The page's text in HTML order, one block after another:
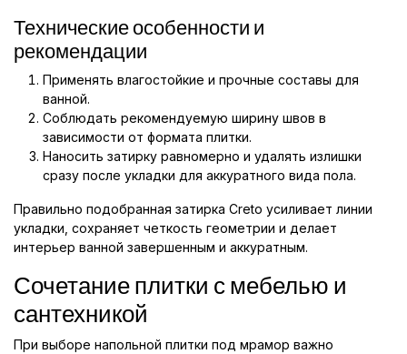
Технические особенности и
рекомендации
Применять влагостойкие и прочные составы для
ванной.
Соблюдать рекомендуемую ширину швов в
зависимости от формата плитки.
Наносить затирку равномерно и удалять излишки
сразу после укладки для аккуратного вида пола.
Правильно подобранная затирка Creto усиливает линии
укладки, сохраняет четкость геометрии и делает
интерьер ванной завершенным и аккуратным.
Сочетание плитки с мебелью и
сантехникой
При выборе напольной плитки под мрамор важно